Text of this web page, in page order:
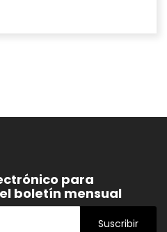
para
boletín mensual
Suscribir